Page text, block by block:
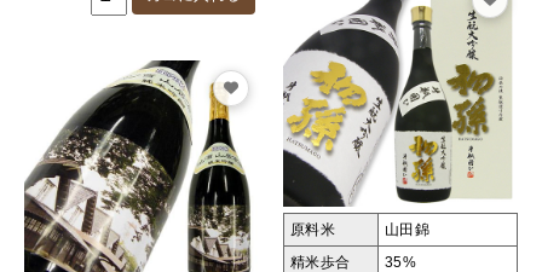
原料米 山田錦
精米歩合 35%